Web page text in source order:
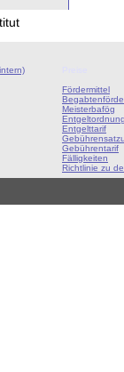
Fördermittel
Meisterbafög
Entgelttarif
Gebührentarif
Fälligkeiten
Richtlinie zu